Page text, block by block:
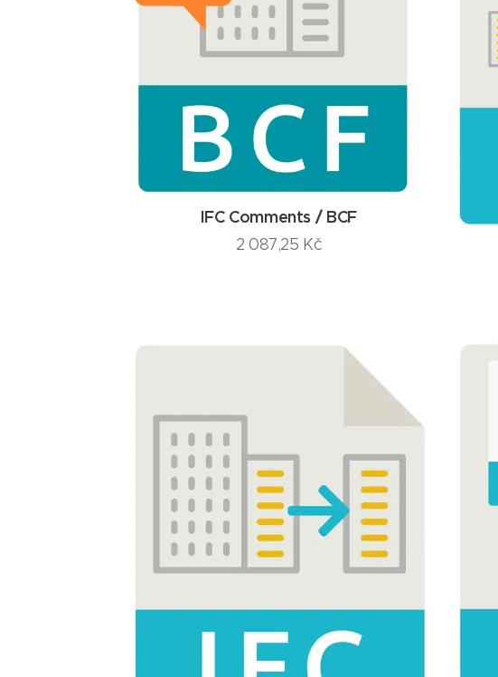
IFC Comments / BCF
2 087,25 Kč